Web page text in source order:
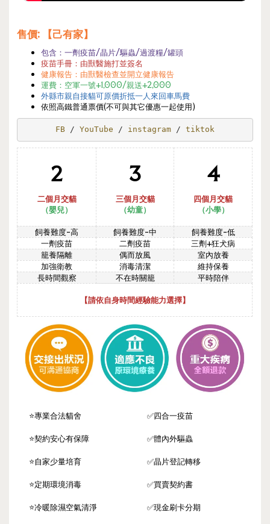
售價: 【己有家】
包含：一劑疫苗/晶片/驅蟲/過渡糧/罐頭
疫苗手冊：由獸醫施打並簽名
健康報告：由獸醫檢查並開立健康報告
運費：空軍一號+1,000/親送+2,000
外縣市親自接貓可原價折抵一人來回車馬費
依照高鐵普通票價(不可與其它優惠一起使用)
FB / YouTube / instagram / tiktok
2
二個月交貓
（嬰兒）
3
三個月交貓
（幼童）
4
四個月交貓
（小學）
飼養難度-高 飼養難度-中
飼養難度-低
一劑疫苗
二劑疫苗
三劑+狂犬病
籠養隔離
偶而放風
室內放養
加強衛教
消毒清潔
維持保養
長時間觀察
不在時關籠 平時陪伴
【請依自身時間經驗能力選擇】
⭐️專業合法貓舍
⭐️契約安心有保障
⭐️自家少量培育
⭐️定期環境消毒
⭐️冷暖除濕空氣清淨
✅四合一疫苗
✅體內外驅蟲
✅晶片登記轉移
✅買賣契約書
✅現金刷卡分期